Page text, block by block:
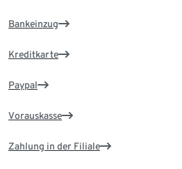
Bankeinzug
Kreditkarte
Paypal
Vorauskasse
Zahlung in der Filiale